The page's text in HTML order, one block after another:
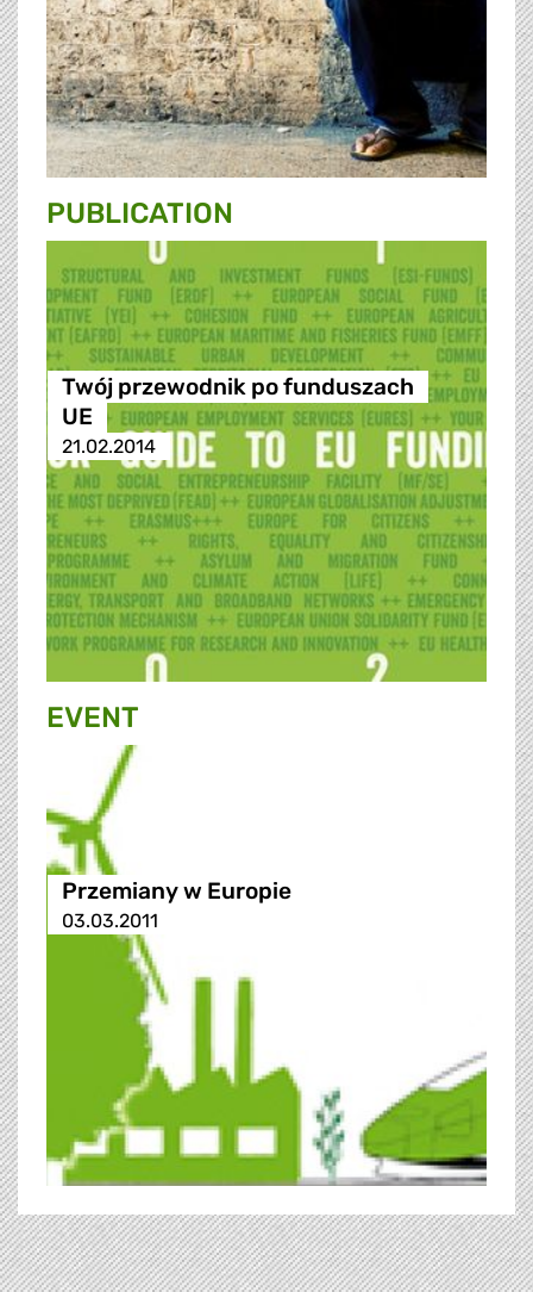
PUBLICATION
Twój przewodnik po funduszach
UE
21.02.2014
EVENT
Przemiany w Europie
03.03.2011